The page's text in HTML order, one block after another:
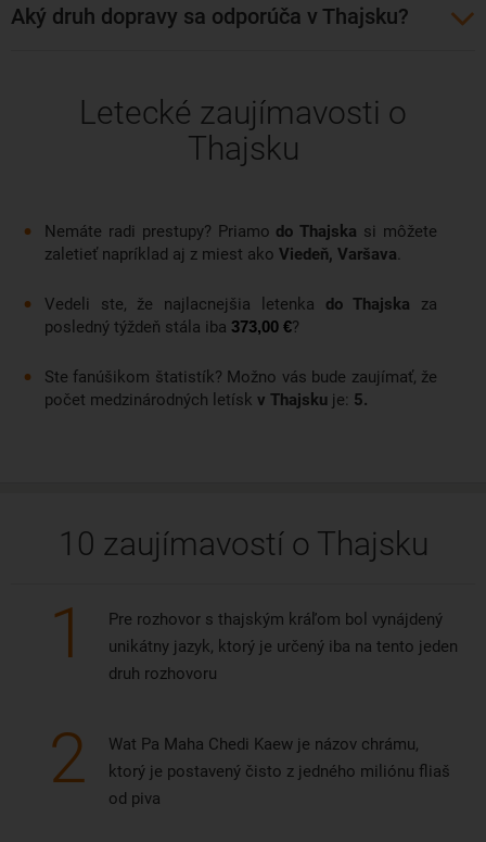
Aký druh dopravy sa odporúča v Thajsku?
Letecké zaujímavosti o
Thajsku
Nemáte radi prestupy? Priamo do Thajska si môžete
zaletieť napríklad aj z miest ako Viedeň, Varšava.
Vedeli ste, že najlacnejšia letenka do Thajska za
posledný týždeň stála iba 373,00 €?
Ste fanúšikom štatistík? Možno vás bude zaujímať, že
počet medzinárodných letísk v Thajsku je: 5.
10 zaujímavostí o Thajsku
1
Pre rozhovor s thajským kráľom bol vynájdený
unikátny jazyk, ktorý je určený iba na tento jeden
druh rozhovoru
2
Wat Pa Maha Chedi Kaew je názov chrámu,
ktorý je postavený čisto z jedného miliónu fliaš
od piva